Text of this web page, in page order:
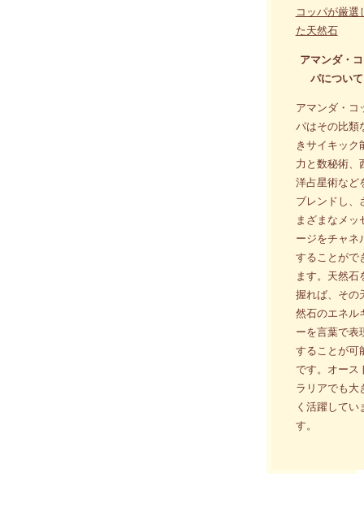
コッパが厳選
た天然石
アマンダ・
パについて
アマンダ・コ
パはその比類
きサイキック
力と数秘術、
洋占星術など
ブレンドし、
まざまなメッ
ージをチャネ
することがで
ます。天然石
握れば、その
然石のエネル
ーを言葉で表
することが可
です。オース
ラリアでも大
く活躍してい
す。